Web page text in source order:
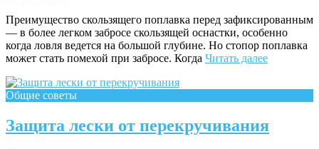
Преимущество скользящего поплавка перед зафиксиро­ванным
— в более легком забросе скользящей оснастки, особенно
когда ловля ведется на большой глубине. Но стопор поплавка
может стать помехой при забросе. Когда Читать далее
Общие советы
Защита лески от перекручивания